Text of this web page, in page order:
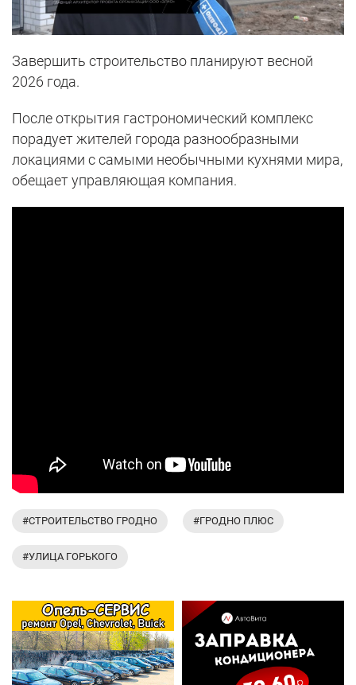
Завершить строительство планируют весной
2026 года.
После открытия гастрономический комплекс
порадует жителей города разнообразными
локациями с самыми необычными кухнями мира,
обещает управляющая компания.
#СТРОИТЕЛЬСТВО ГРОДНО #ГРОДНО ПЛЮС
#УЛИЦА ГОРЬКОГО